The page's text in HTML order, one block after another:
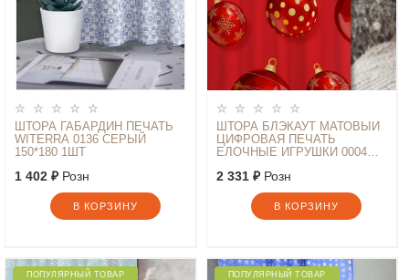
ШТОРА ГАБАРДИН ПЕЧАТЬ
WITERRA 0136 СЕРЫЙ
150*180 1ШТ
1 402 ₽Розн
В КОРЗИНУ
ШТОРА БЛЭКАУТ МАТОВЫЙ
ЦИФРОВАЯ ПЕЧАТЬ
ЕЛОЧНЫЕ ИГРУШКИ 0004
2 331 ₽Розн
В КОРЗИНУ
ПОПУЛЯРНЫЙ ТОВАР ПОПУЛЯРНЫЙ ТОВАР